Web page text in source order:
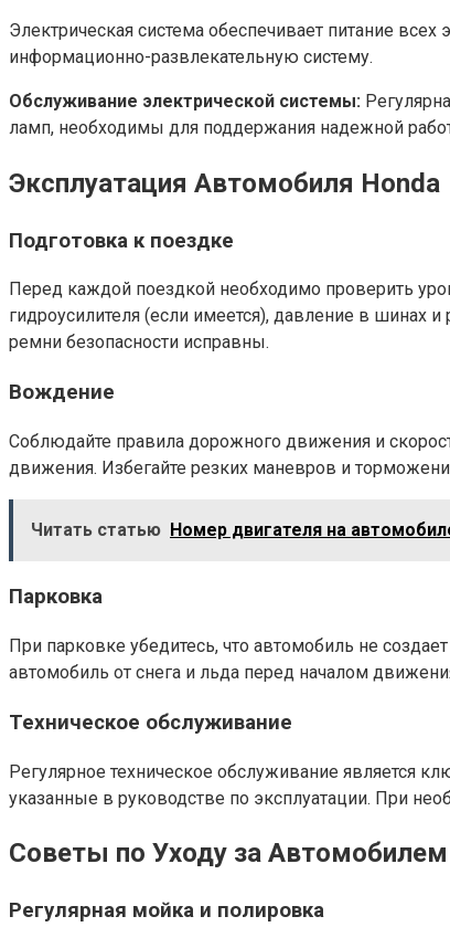
Электрическая система обеспечивает питание
информационно-развлекательную систему.
Обслуживание электрической системы:
ламп, необходимы для поддержания надежной
Эксплуатация Автомобиля Honda
Подготовка к поездке
Перед каждой поездкой необходимо проверить
гидроусилителя (если имеется), давление в шинах
ремни безопасности исправны.
Вождение
Соблюдайте правила дорожного движения и
движения. Избегайте резких маневров и
Читать статью Номер двигателя на
Парковка
При парковке убедитесь, что автомобиль не
автомобиль от снега и льда перед началом
Техническое обслуживание
Регулярное техническое обслуживание является
указанные в руководстве по эксплуатации. При
Советы по Уходу за
Регулярная мойка и полировка